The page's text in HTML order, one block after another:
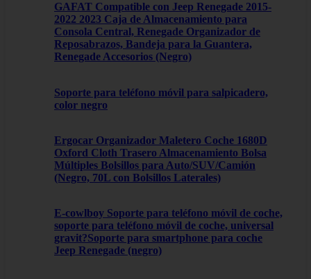
GAFAT Compatible con Jeep Renegade 2015-
2022 2023 Caja de Almacenamiento para
Consola Central, Renegade Organizador de
Reposabrazos, Bandeja para la Guantera,
Renegade Accesorios (Negro)
Soporte para teléfono móvil para salpicadero,
color negro
Ergocar Organizador Maletero Coche 1680D
Oxford Cloth Trasero Almacenamiento Bolsa
Múltiples Bolsillos para Auto/SUV/Camión
(Negro, 70L con Bolsillos Laterales)
E-cowlboy Soporte para teléfono móvil de coche,
soporte para teléfono móvil de coche, universal
gravit?Soporte para smartphone para coche
Jeep Renegade (negro)